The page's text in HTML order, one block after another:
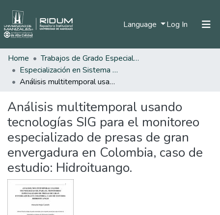
Language Log In (current)
Home
Trabajos de Grado Especializaciones
Especialización en Sistema de Información Geográfica
Análisis multitemporal usando tecnologías SIG para el monitoreo especializado de presas de gran envergadura en Colombia, caso de estudio: Hidroituango.
Análisis multitemporal usando
tecnologías SIG para el monitoreo
especializado de presas de gran
envergadura en Colombia, caso de
estudio: Hidroituango.